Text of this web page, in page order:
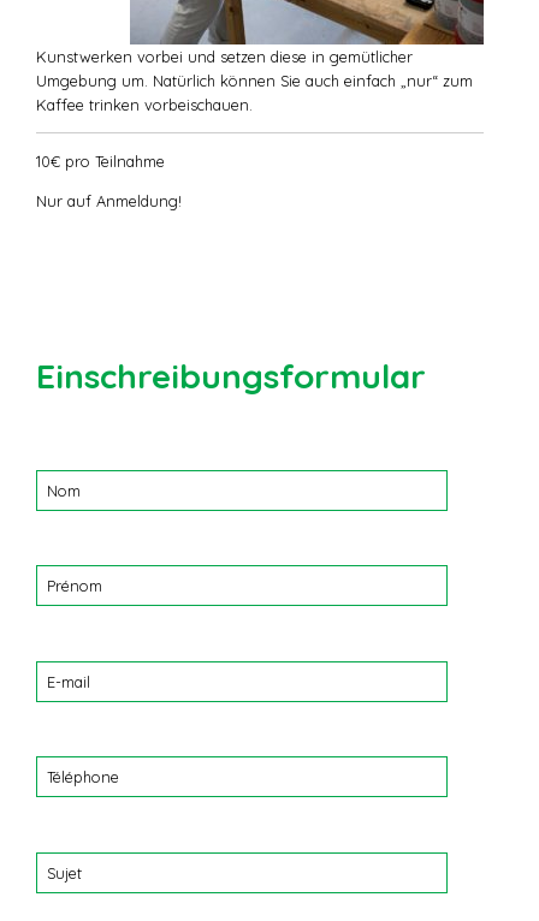
Kunstwerken vorbei und setzen diese in gemütlicher
Umgebung um. Natürlich können Sie auch einfach „nur“ zum
Kaffee trinken vorbeischauen.
10€ pro Teilnahme
Nur auf Anmeldung!
Einschreibungsformular